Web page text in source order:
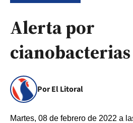
Alerta por
cianobacterias
Por El Litoral
Martes, 08 de febrero de 2022 a